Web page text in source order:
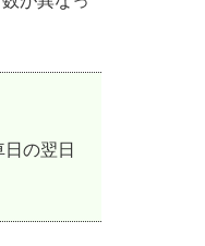
の翌日